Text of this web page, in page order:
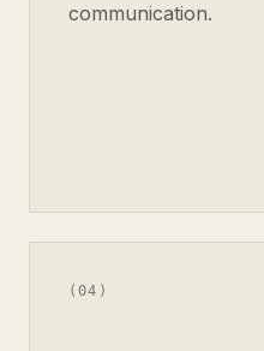
communication.
(04 )